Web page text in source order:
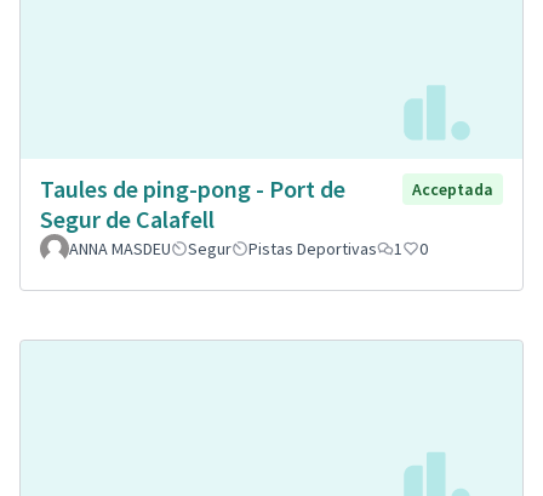
Taules de ping-pong - Port de
Segur de Calafell
Acceptada
ANNA MASDEU Segur Pistas Deportivas 1 0